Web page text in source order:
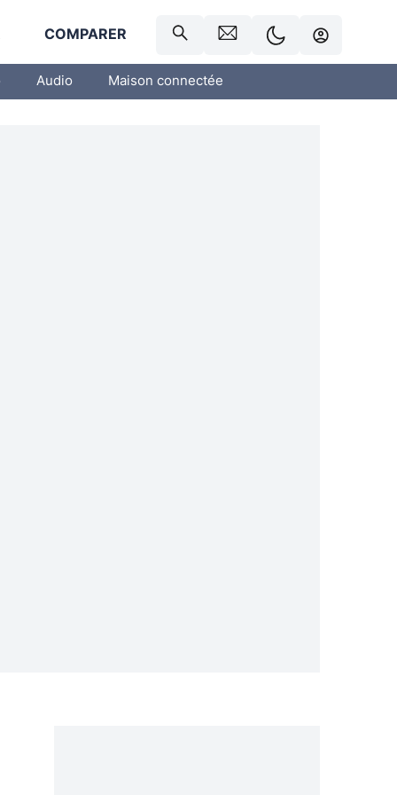
COMPARER
Audio Maison connectée